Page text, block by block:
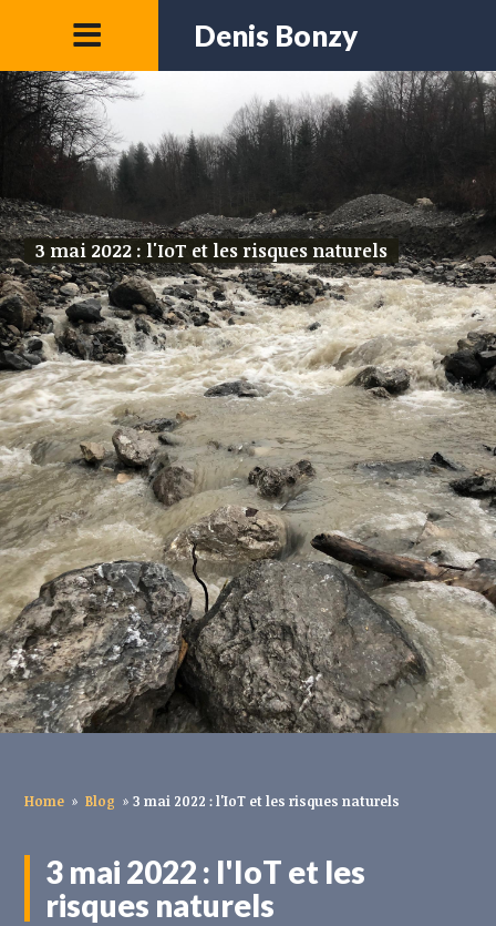
Denis Bonzy
3 mai 2022 : l'IoT et les risques naturels
Home » Blog » 3 mai 2022 : l'IoT et les risques naturels
3 mai 2022 : l'IoT et les
risques naturels